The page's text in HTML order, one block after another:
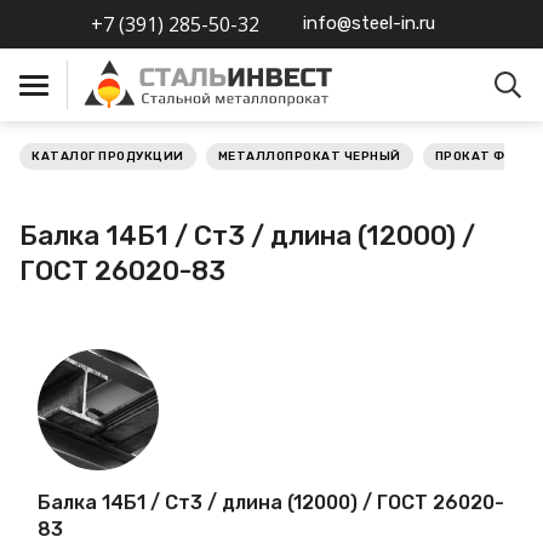
+7 (391) 285-50-32 info@steel-in.ru
Металлопрокат
нержавеющий
Металлопрокат
калиброванный
КАТАЛОГ ПРОДУКЦИИ МЕТАЛЛОПРОКАТ ЧЕРНЫЙ ПРОКАТ
Балка 14Б1 / Ст3 / длина (12000) /
ГОСТ 26020-83
Балка 14Б1 / Ст3 / длина (12000) / ГОСТ 26020-
83